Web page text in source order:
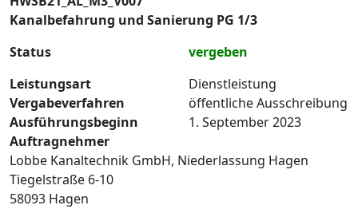
Kanalbefahrung und Sanierung PG 1/3
Status
vergeben
Leistungsart
Dienstleistung
Vergabeverfahren
öffentliche Ausschreibung
Ausführungsbeginn
1. September 2023
Auftragnehmer
Lobbe Kanaltechnik GmbH, Niederlassung Hagen
Tiegelstraße 6-10
58093 Hagen